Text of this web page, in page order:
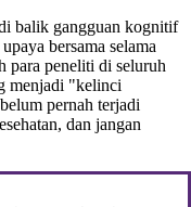
balik gangguan kognitif
bersama selama
para peneliti di seluruh
menjadi "kelinci
pernah terjadi
dan jangan